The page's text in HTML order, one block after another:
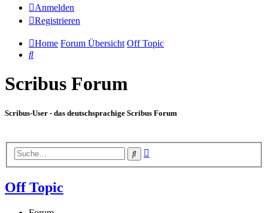
Anmelden
Registrieren
Home Forum Übersicht Off Topic
Suche
Scribus Forum
Scribus-User - das deutschsprachige Scribus Forum
Suche
Off Topic